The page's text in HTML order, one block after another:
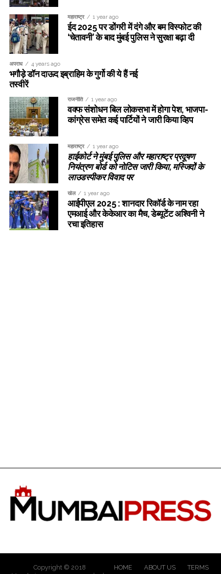
महाराष्ट्र 1 year ago
ईद 2025 पर डोंगरी में दंगे और बम विस्फोट की
‘चेतावनी’ के बाद मुंबई पुलिस ने सुरक्षा बढ़ा दी
अपराध 4 years ago
भगौड़े डॉन दाऊद इब्राहिम के गुर्गो की ये हैं नई
तस्वीरें
राजनीति 1 year ago
वक्फ संशोधन बिल लोकसभा में होगा पेश, भाजपा-
कांग्रेस समेत कई पार्टियों ने जारी किया व्हिप
महाराष्ट्र 1 year ago
हाईकोर्ट ने मुंबई पुलिस और महाराष्ट्र प्रदूषण
नियंत्रण बोर्ड को नोटिस जारी किया, मस्जिदों के
लाउडस्पीकर विवाद पर
खेल 1 year ago
आईपीएल 2025 : शानदार रिकॉर्ड के नाम रहा
एमआई और केकेआर का मैच, डेब्यूटेंट अश्विनी ने
रचा इतिहास
Copyright © 2018
HOME ABOUT US TERMS